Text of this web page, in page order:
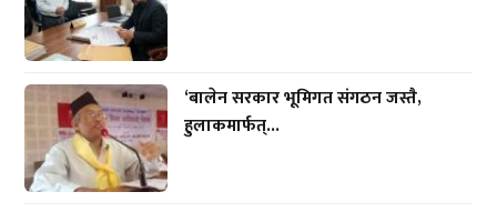
‘बालेन सरकार भूमिगत संगठन जस्तै,
हुलाकमार्फत्...